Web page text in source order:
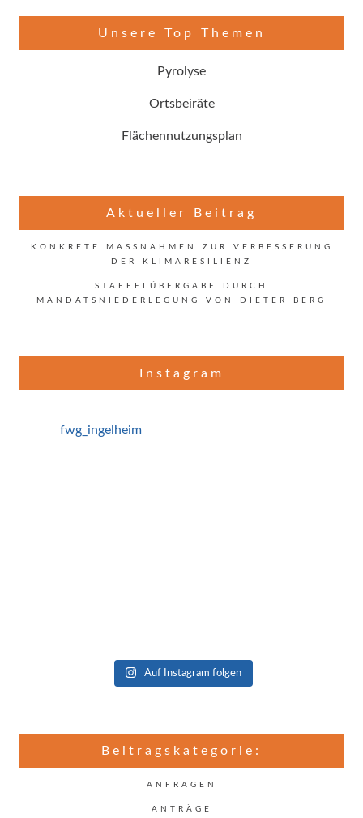
Unsere Top Themen
Pyrolyse
Ortsbeiräte
Flächennutzungsplan
Aktueller Beitrag
KONKRETE MASSNAHMEN ZUR VERBESSERUNG D
ER KLIMARESILIENZ
STAFFELÜBERGABE DURCH
MANDATSNIEDERLEGUNG VON DIETER BERG
Instagram
fwg_ingelheim
Auf Instagram folgen
Beitragskategorie:
ANFRAGEN
ANTRÄGE